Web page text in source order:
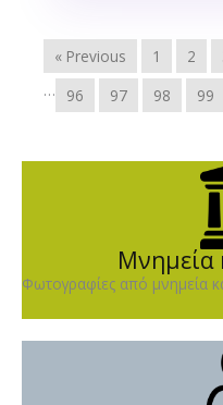
« Previous 1 2
…
96 97 98 99
Μνημεία
Φωτογραφίες από μνημεία